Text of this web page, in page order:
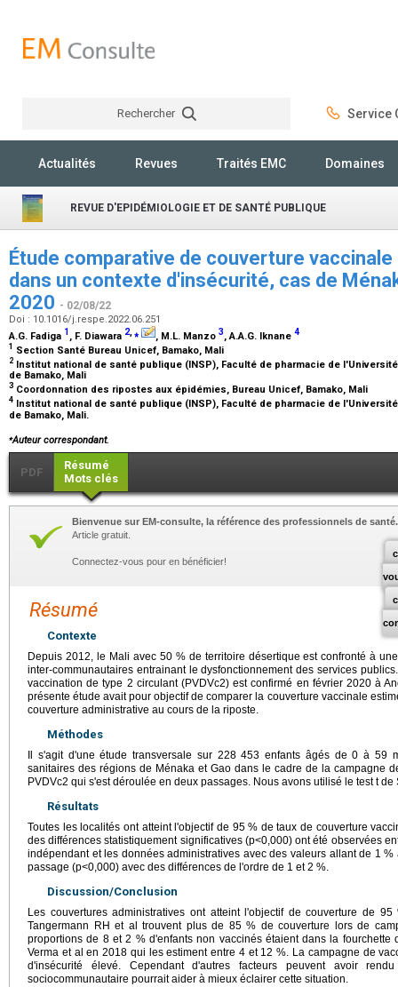
Rechercher Service
Actualités Revues Traités EMC Domaines
REVUE D'EPIDÉMIOLOGIE ET DE SANTÉ PUBLIQUE
Étude comparative de couverture
dans un contexte d'insécurité, cas de
2020 - 02/08/22
Doi : 10.1016/j.respe.2022.06.251
A.G. Fadiga 1 , F. Diawara 2,⁎ , M.L. Manzo 3, A.A.G. Iknane 4
1 Section Santé Bureau Unicef, Bamako, Mali
2 Institut national de santé publique (INSP), Faculté de pharmacie de
de Bamako, Mali
3 Coordonnation des ripostes aux épidémies, Bureau Unicef, Bamako, Mali
4 Institut national de santé publique (INSP), Faculté de pharmacie de
de Bamako, Mali.
⁎Auteur correspondant.
PDF
Résumé
Mots clés
Bienvenue sur EM-consulte, la référence des professionnels de santé.
Article gratuit.
Connectez-vous pour en bénéficier!
Résumé
Contexte
Depuis 2012, le Mali avec 50 % de territoire désertique est confronté à
inter-communautaires entrainant le dysfonctionnement des services
vaccination de type 2 circulant (PVDVc2) est confirmé en février 2020 à
présente étude avait pour objectif de comparer la couverture vaccinale
couverture administrative au cours de la riposte.
Méthodes
Il s'agit d'une étude transversale sur 228 453 enfants âgés de 0 à 59
sanitaires des régions de Ménaka et Gao dans le cadre de la campagne
PVDVc2 qui s'est déroulée en deux passages. Nous avons utilisé le test t
Résultats
Toutes les localités ont atteint l'objectif de 95 % de taux de couverture
des différences statistiquement significatives (p<0,000) ont été observées
indépendant et les données administratives avec des valeurs allant de 1
passage (p<0,000) avec des différences de l'ordre de 1 et 2 %.
Discussion/Conclusion
Les couvertures administratives ont atteint l'objectif de couverture de
Tangermann RH et al trouvent plus de 85 % de couverture lors de
proportions de 8 et 2 % d'enfants non vaccinés étaient dans la
Verma et al en 2018 qui les estiment entre 4 et 12 %. La campagne de
d'insécurité élevé. Cependant d'autres facteurs peuvent avoir
sociocommunautaire pourrait aider à mieux éclairer cette situation.